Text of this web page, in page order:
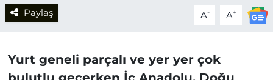
Paylaş A- A+
Yurt geneli parçalı ve yer yer çok